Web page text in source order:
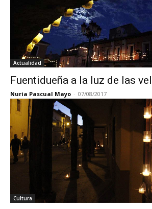
Actualidad
Fuentidueña a la luz de las
Nuria Pascual Mayo - 07/08/2017
Cultura